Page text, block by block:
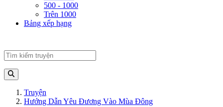
500 - 1000
Trên 1000
Bảng xếp hạng
Truyện
Hướng Dẫn Yêu Đương Vào Mùa Đông